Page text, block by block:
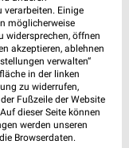
verarbeiten. Einige
möglicherweise
widersprechen, öffnen
akzeptieren, ablehnen
verwalten“
in der linken
zu widerrufen,
Fußzeile der Website
dieser Seite können
werden unseren
Browserdaten.